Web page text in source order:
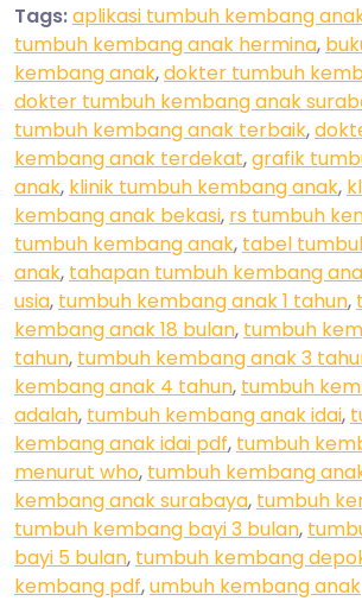
Tags:aplikasi tumbuh kembang
tumbuh kembang anak hermina,
kembang anak,dokter tumbuh
dokter tumbuh kembang anak
tumbuh kembang anak terbaik,
kembang anak terdekat,grafik
anak, klinik tumbuh kembang anak,
kembang anak bekasi, rs tumbuh
tumbuh kembang anak, tabel
anak, tahapan tumbuh kembang
usia, tumbuh kembang anak 1 tahun,
kembang anak 18 bulan, tumbuh
tahun, tumbuh kembang anak 3
kembang anak 4 tahun, tumbuh
adalah, tumbuh kembang anak idai,
kembang anak idai pdf, tumbuh
menurut who, tumbuh kembang
kembang anak surabaya, tumbuh
tumbuh kembang bayi 3 bulan,
bayi 5 bulan, tumbuh kembang
kembang pdf,umbuh kembang anak